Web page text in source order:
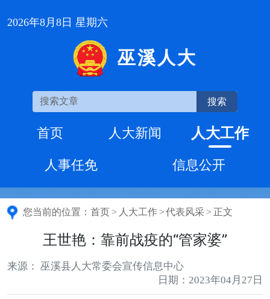
2026年8月8日 星期六
巫溪人大
搜索
首页 人大新闻 人大工作
人事任免 信息公开
您当前的位置： 首页 > 人大工作 > 代表风采 > 正文
王世艳：靠前战疫的“管家婆”
来源： 巫溪县人大常委会宣传信息中心
日期：2023年04月27日